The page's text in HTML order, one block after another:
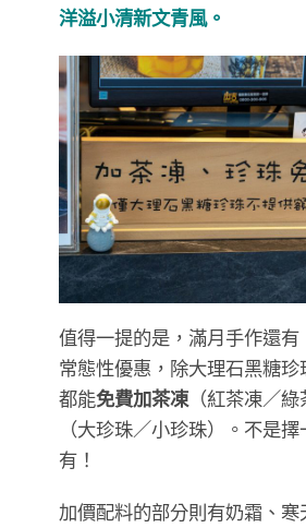
洋溢小清新文青風。
值得一提的是，滿月手作還有
常態性優惠，除大理石黑糖珍
都能免費加茶凍 （紅茶凍／
（大珍珠／小珍珠）。不是
有！
加價配料的部分則有奶霜、寒